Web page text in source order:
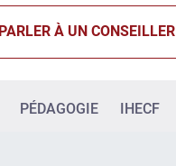
PARLER À UN CONSEILLER
PÉDAGOGIE IHECF